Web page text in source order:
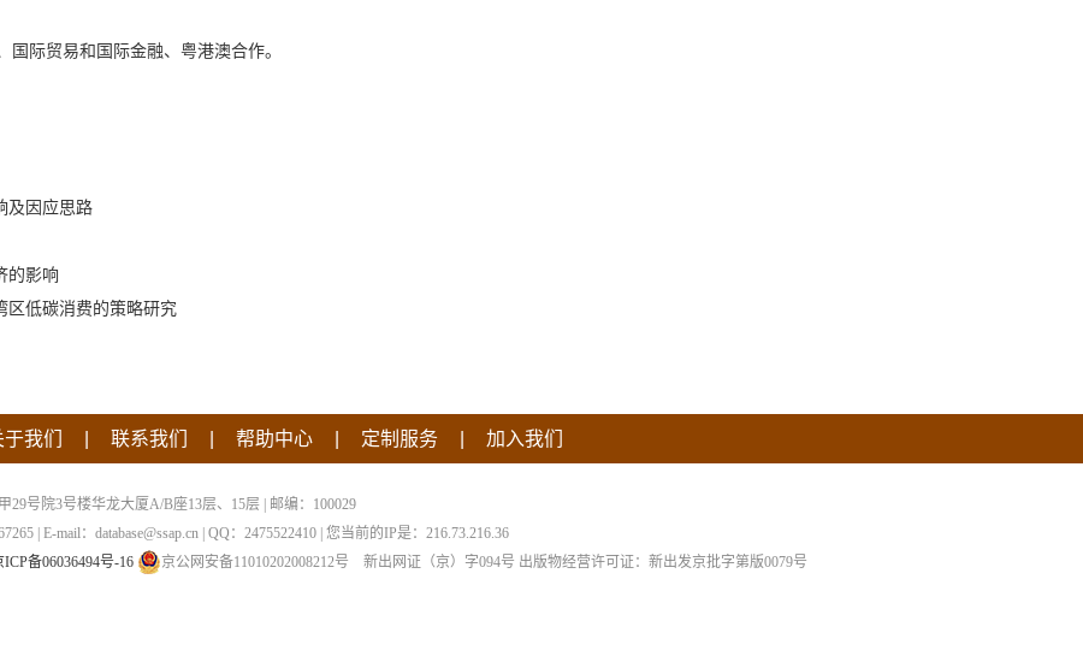
际贸易和国际金融、粤港澳合作。
及因应思路
的影响
区低碳消费的策略研究
于我们 联系我们 帮助中心 定制服务 加入我们
29号院3号楼华龙大厦A/B座13层、15层 | 邮编：100029
| E-mail：database@ssap.cn | QQ：2475522410 | 您当前的IP是： 216.73.216.36
ICP备06036494号-16 京公网安备11010202008212号 新出网证（京）字094号 出版物经营许可证：新出发京批字第版0079号